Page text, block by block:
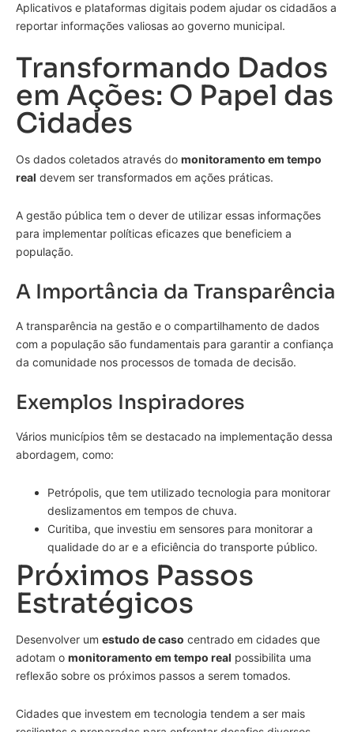
Aplicativos e plataformas digitais podem ajudar os cidadãos a
reportar informações valiosas ao governo municipal.
Transformando Dados
em Ações: O Papel das
Cidades
Os dados coletados através do monitoramento em tempo
real devem ser transformados em ações práticas.
A gestão pública tem o dever de utilizar essas informações
para implementar políticas eficazes que beneficiem a
população.
A Importância da Transparência
A transparência na gestão e o compartilhamento de dados
com a população são fundamentais para garantir a confiança
da comunidade nos processos de tomada de decisão.
Exemplos Inspiradores
Vários municípios têm se destacado na implementação dessa
abordagem, como:
Petrópolis, que tem utilizado tecnologia para monitorar
deslizamentos em tempos de chuva.
Curitiba, que investiu em sensores para monitorar a
qualidade do ar e a eficiência do transporte público.
Próximos Passos
Estratégicos
Desenvolver um estudo de caso centrado em cidades que
adotam o monitoramento em tempo real possibilita uma
reflexão sobre os próximos passos a serem tomados.
Cidades que investem em tecnologia tendem a ser mais